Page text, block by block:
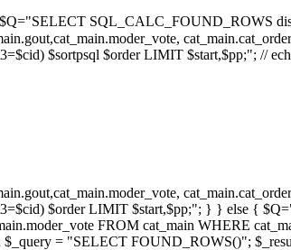
SQL_CALC_FOUND_ROWS
$sortpsql $order LIMIT $start,$pp;"; //
$order LIMIT $start,$pp;"; } } else {
FROM cat_main WHERE
= "SELECT FOUND_ROWS()";